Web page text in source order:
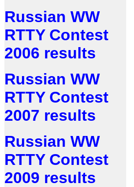
Russian WW
RTTY Contest
2006 results
Russian WW
RTTY Contest
2007 results
Russian WW
RTTY Contest
2009 results